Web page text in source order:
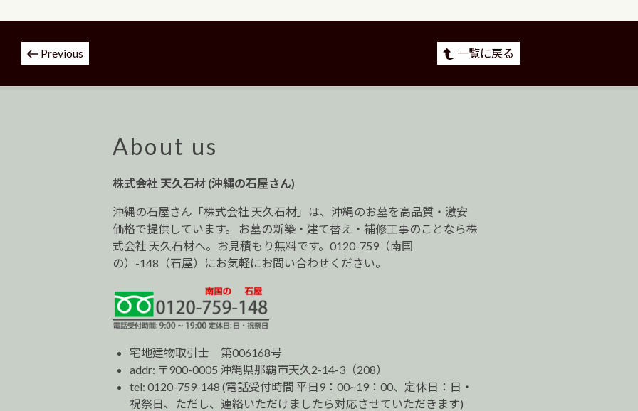
投
稿
ナ
Previous 一覧に戻る
About us
株式会社 天久石材 (沖縄の石屋さん)
沖縄の石屋さん「株式会社 天久石材」は、沖縄のお墓を高品質・激安
価格で提供しています。 お墓の新築・建て替え・補修工事のことなら株
式会社 天久石材へ。お見積もり無料です。0120-759（南国
の）-148（石屋）にお気軽にお問い合わせください。
宅地建物取引士 第006168号
addr: 〒900-0005 沖縄県那覇市天久2-14-3（208）
tel:0120-759-148 (電話受付時間 平日9：00~19：00、定休日：日・
祝祭日、ただし、連絡いただけましたら対応させていただきます)